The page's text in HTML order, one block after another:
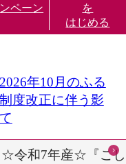
ペーン
を
はじめる
年10月のふる
度改正に伴う影
☆令和7年産☆『こし